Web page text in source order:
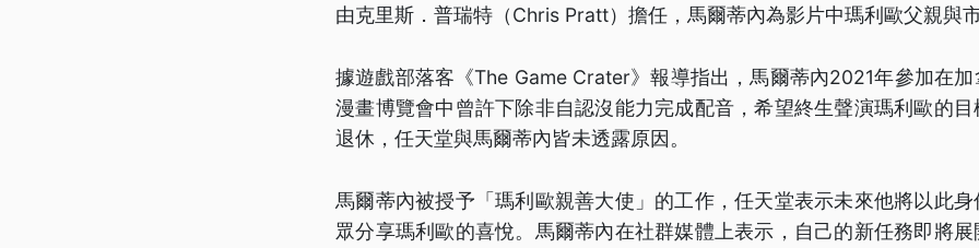
由克里斯．普瑞特（Chris Pratt）擔任，馬爾蒂內為影片中瑪利歐父親與
據遊戲部落客《The Game Crater》報導指出，馬爾蒂內2021年參加在
漫畫博覽會中曾許下除非自認沒能力完成配音，希望終生聲演瑪利歐的
退休，任天堂與馬爾蒂內皆未透露原因。
馬爾蒂內被授予「瑪利歐親善大使」的工作，任天堂表示未來他將以此
眾分享瑪利歐的喜悅。馬爾蒂內在社群媒體上表示，自己的新任務即將